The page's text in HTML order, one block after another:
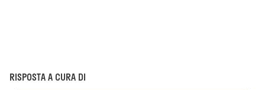
RISPOSTA A CURA DI